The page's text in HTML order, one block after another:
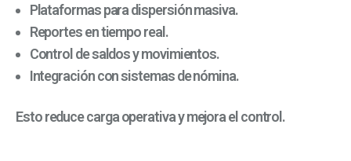
Plataformas para dispersión masiva.
Reportes en tiempo real.
Control de saldos y movimientos.
Integración con sistemas de nómina.
Esto reduce carga operativa y mejora el control.